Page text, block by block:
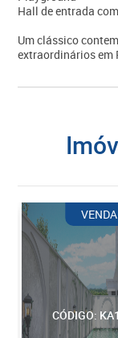
Hall de entrada
Um clássico
extraordinários em
CÓDIGO:
VENDA